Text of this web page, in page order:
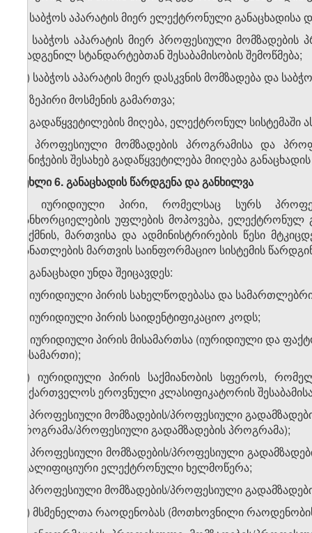
ბ) საბჭოს აპარატის მიერ ელექტრონული
გ) საბჭოს აპარატის მიერ პროფესიული
დადგენილ სტანდარტებთან შესაბამისობის შემოწმება;
დ) საბჭოს აპარატის მიერ დასკვნის მომზადება და
ე) ზეპირი მოსმენის გამართვა;
ვ) გადაწყვეტილების მიღება, ელექტრონულ სისტემაში
2. პროფესიული მომზადების პროგრამისა და
მინიჭების შესახებ გადაწყვეტილება მიიღება
მუხლი 6. განაცხადის წარდგენა და განხილვა
1. იურიდიული პირი, რომელსაც სურს
განხორციელების უფლების მოპოვება,
შექმნის, მართვისა და ადმინისტრირების წესი
განათლების მართვის საინფორმაციო სისტემის
2. განაცხადი უნდა შეიცავდეს:
ა) იურიდიული პირის სახელწოდებასა და
ბ) იურიდიული პირის საიდენტიფიკაციო კოდს;
გ) იურიდიული პირის მისამართსა (იურიდიული და
მისამართი);
დ) იურიდიული პირის საქმიანობის სფეროს,
საქართველოს ეროვნული კლასიფიკატორის
ე) პროფესიული მომზადების/პროფესიული
პროგრამა/პროფესიული გადამზადების პროგრამა);
ვ) პროფესიული მომზადების/პროფესიული
კვალიფიციური ელექტრონული ხელმოწერა;
ზ) პროფესიული მომზადების/პროფესიული
თ) მსმენელთა რაოდენობას (მოთხოვნილი